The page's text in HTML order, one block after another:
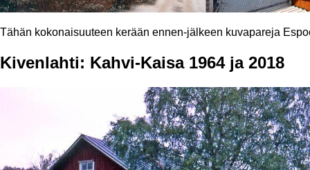
Tähän kokonaisuuteen kerään ennen-jälkeen kuvapareja
Kivenlahti: Kahvi-Kaisa 1964 ja 2018